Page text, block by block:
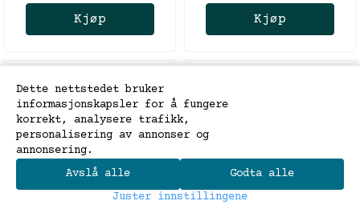
Meny Søk
Kjøp Kjøp
Dette nettstedet bruker
informasjonskapsler for å fungere
korrekt, analysere trafikk,
personalisering av annonser og
annonsering.
Avslå alle
Godta alle
Juster innstillingene